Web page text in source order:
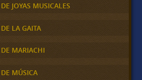
JOYAS MUSICALES
LA GAITA
MARIACHI
MÚSICA